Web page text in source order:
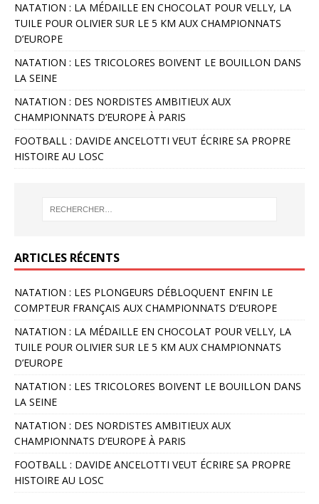
NATATION : LA MÉDAILLE EN CHOCOLAT POUR VELLY, LA
TUILE POUR OLIVIER SUR LE 5 KM AUX CHAMPIONNATS
D’EUROPE
NATATION : LES TRICOLORES BOIVENT LE BOUILLON DANS
LA SEINE
NATATION : DES NORDISTES AMBITIEUX AUX
CHAMPIONNATS D’EUROPE À PARIS
FOOTBALL : DAVIDE ANCELOTTI VEUT ÉCRIRE SA PROPRE
HISTOIRE AU LOSC
ARTICLES RÉCENTS
NATATION : LES PLONGEURS DÉBLOQUENT ENFIN LE
COMPTEUR FRANÇAIS AUX CHAMPIONNATS D’EUROPE
NATATION : LA MÉDAILLE EN CHOCOLAT POUR VELLY, LA
TUILE POUR OLIVIER SUR LE 5 KM AUX CHAMPIONNATS
D’EUROPE
NATATION : LES TRICOLORES BOIVENT LE BOUILLON DANS
LA SEINE
NATATION : DES NORDISTES AMBITIEUX AUX
CHAMPIONNATS D’EUROPE À PARIS
FOOTBALL : DAVIDE ANCELOTTI VEUT ÉCRIRE SA PROPRE
HISTOIRE AU LOSC